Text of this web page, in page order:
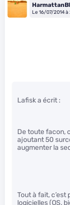
Le 16/07/2014 à
Lafisk a écrit :
De toute facon,
ajoutant 50
augmenter la
Tout à fait,
logicielles (OS,